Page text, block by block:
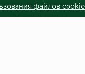
соглашение
Публичная оферта
файлов cookie